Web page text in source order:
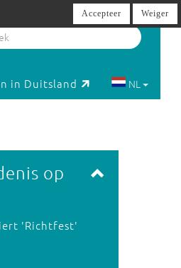
in Duitsland NL
op
'Richtfest'
Accepteer Weiger